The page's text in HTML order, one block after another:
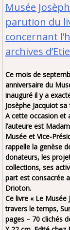
Musée
parution du
concernant
archives
Ce mois de
anniversaire du
inauguré il y a
Josèphe Jacquiot
A cette occasion et
l’auteure est
Musée et Vice-
rappelle la genèse
donateurs, les
collections, ses
part est consacrée
Drioton.
Ce livre « Le Musée
travers le temps,
pages – 70 clichés